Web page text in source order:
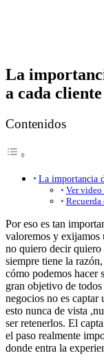
La
a cada cliente
Contenidos
La importancia
Ver video
Recuerda
Por eso es tan
valoremos y
no quiero decir quiero
siempre tiene la
cómo podemos hacer
gran objetivo de
negocios no es captar
esto nunca de vista
ser retenerlos. El
el paso realmente
donde entra la